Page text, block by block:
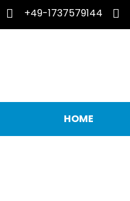
+49-1737579144
HOME